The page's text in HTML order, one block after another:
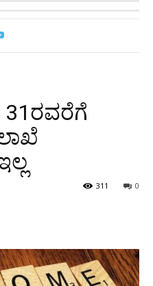
0
311